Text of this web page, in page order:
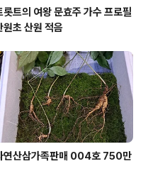
롯트의 여왕 문효주 가수 프로필
원초 산원 적음
연산삼가족판매 004호 750만